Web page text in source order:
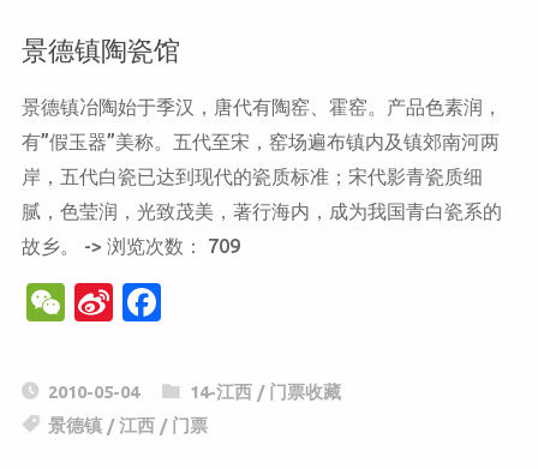
陶
瓷
历
物
景德镇陶瓷馆
景德镇冶陶始于季汉，唐代有陶窑、霍窑。产品色素润，
有”假玉器”美称。五代至宋，窑场遍布镇内及镇郊南河两
岸，五代白瓷已达到现代的瓷质标准；宋代影青瓷质细
腻，色莹润，光致茂美，著行海内，成为我国青白瓷系的
故乡。 -> 浏览次数： 709
W
C
h
Si
a
W
c
e
2010-05-04 14-江西/ 门票收藏
景德镇 /江西 / 门票